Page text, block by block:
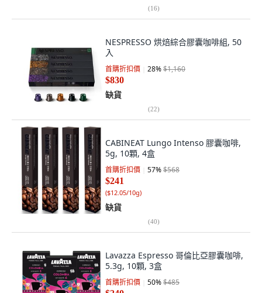
(16)
NESPRESSO 烘焙綜合膠囊咖啡組, 50
入
首購折扣價 28%$1,160
$830
缺貨
(22)
CABINEAT Lungo Intenso 膠囊咖啡,
5g, 10顆, 4盒
首購折扣價 57%$568
$241
($12.05/10g)
缺貨
(40)
Lavazza Espresso 哥倫比亞膠囊咖啡,
5.3g, 10顆, 3盒
首購折扣價 50%$485